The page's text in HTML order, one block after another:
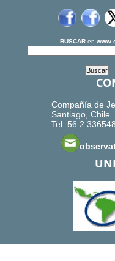
BUSCAR en
Compañía de
Santiago, Chile.
Tel: